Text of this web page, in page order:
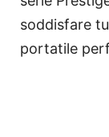
soddisfare
portatile